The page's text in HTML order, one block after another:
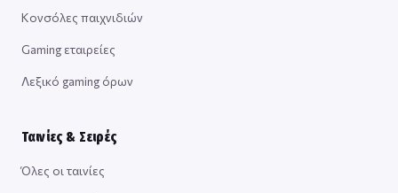
Κονσόλες παιχνιδιών
Gaming εταιρείες
Λεξικό gaming όρων
Ταινίες & Σειρές
Όλες οι ταινίες